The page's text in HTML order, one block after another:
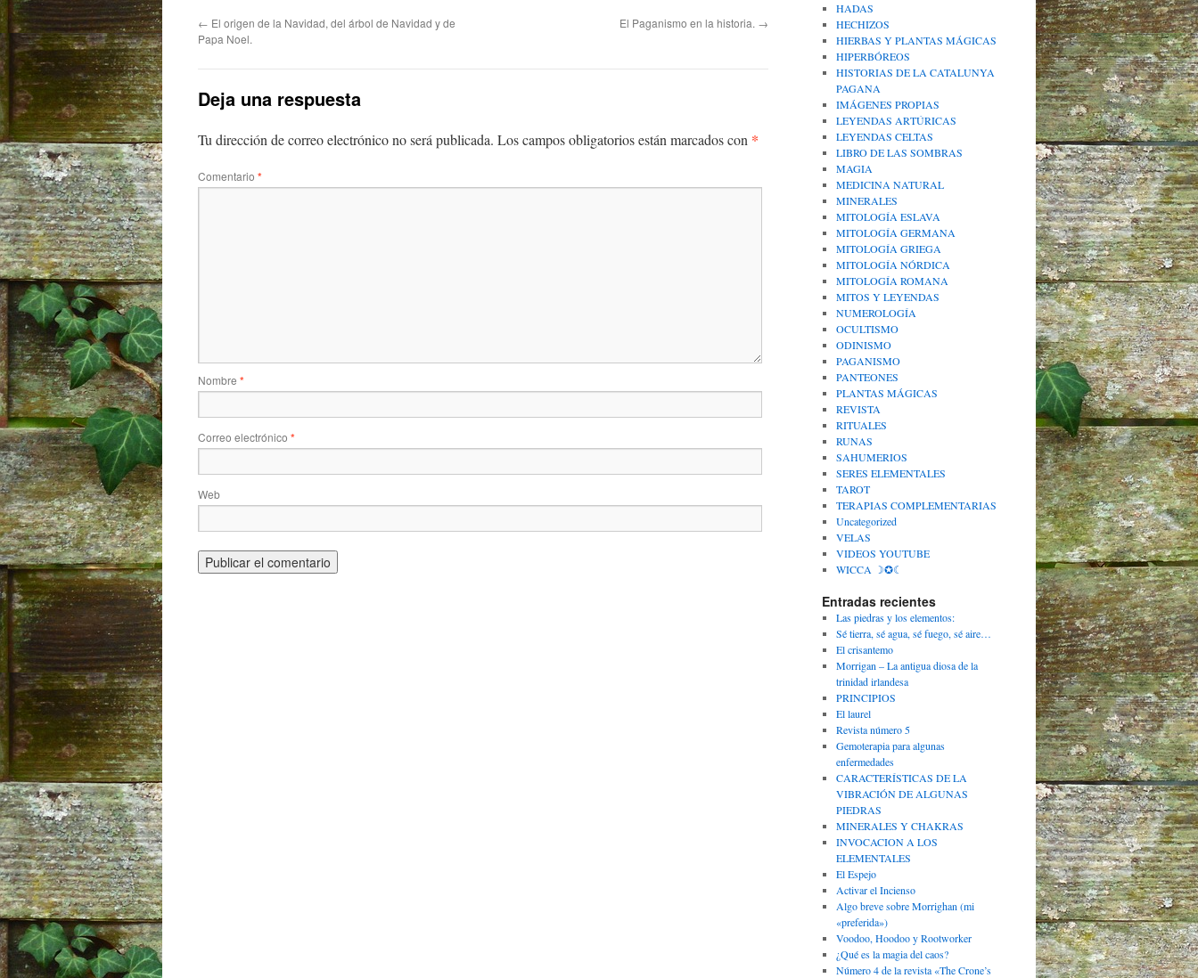
← El origen de la Navidad, del árbol de Navidad y de
Papa Noel.
El Paganismo en la historia. →
Deja una respuesta
Tu dirección de correo electrónico no será publicada. Los campos obligatorios están marcados con *
Comentario *
Nombre *
Correo electrónico *
Web
HADAS
HECHIZOS
HIERBAS Y PLANTAS MÁGICAS
HIPERBÓREOS
HISTORIAS DE LA CATALUNYA
PAGANA
IMÁGENES PROPIAS
LEYENDAS ARTÚRICAS
LEYENDAS CELTAS
LIBRO DE LAS SOMBRAS
MAGIA
MEDICINA NATURAL
MINERALES
MITOLOGÍA ESLAVA
MITOLOGÍA GERMANA
MITOLOGÍA GRIEGA
MITOLOGÍA NÓRDICA
MITOLOGÍA ROMANA
MITOS Y LEYENDAS
NUMEROLOGÍA
OCULTISMO
ODINISMO
PAGANISMO
PANTEONES
PLANTAS MÁGICAS
REVISTA
RITUALES
RUNAS
SAHUMERIOS
SERES ELEMENTALES
TAROT
TERAPIAS COMPLEMENTARIAS
Uncategorized
VELAS
VIDEOS YOUTUBE
WICCA ☽✪☾
Entradas recientes
Las piedras y los elementos:
Sé tierra, sé agua, sé fuego, sé aire…
El crisantemo
Morrigan – La antigua diosa de la
trinidad irlandesa
PRINCIPIOS
El laurel
Revista número 5
Gemoterapia para algunas
enfermedades
CARACTERÍSTICAS DE LA
VIBRACIÓN DE ALGUNAS
PIEDRAS
MINERALES Y CHAKRAS
INVOCACION A LOS
ELEMENTALES
El Espejo
Activar el Incienso
Algo breve sobre Morrighan (mi
«preferida»)
Voodoo, Hoodoo y Rootworker
¿Qué es la magia del caos?
Número 4 de la revista «The Crone’s